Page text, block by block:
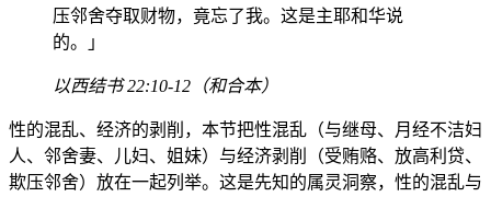
压邻舍夺取财物，竟忘了我。这是主耶和华说
的。」
以西结书 22:10-12（和合本）
性的混乱、经济的剥削，本节把性混乱（与继母、月经不洁妇
人、邻舍妻、儿妇、姐妹）与经济剥削（受贿赂、放高利贷、
欺压邻舍）放在一起列举。这是先知的属灵洞察，性的混乱与